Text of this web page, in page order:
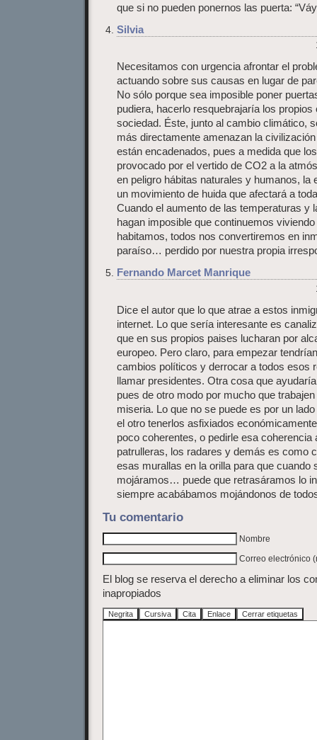
que si no pueden ponernos las puerta:
Silvia
Necesitamos con urgencia afrontar el
actuando sobre sus causas en lugar de
No sólo porque sea imposible poner
pudiera, hacerlo resquebrajaría los
sociedad. Éste, junto al cambio climático,
más directamente amenazan la
están encadenados, pues a medida que
provocado por el vertido de CO2 a la
en peligro hábitas naturales y humanos, la
un movimiento de huida que afectará a
Cuando el aumento de las temperaturas y
hagan imposible que continuemos
habitamos, todos nos convertiremos en
paraíso… perdido por nuestra propia
Fernando Marcet Manrique
Dice el autor que lo que atrae a estos
internet. Lo que sería interesante es
que en sus propios paises lucharan por
europeo. Pero claro, para empezar
cambios políticos y derrocar a todos esos
llamar presidentes. Otra cosa que
pues de otro modo por mucho que
miseria. Lo que no se puede es por un
el otro tenerlos asfixiados
poco coherentes, o pedirle esa
patrulleras, los radares y demás es como
esas murallas en la orilla para que cuando
mojáramos… puede que retrasáramos lo
siempre acabábamos mojándonos de
Tu comentario
Nombre
Correo electrónico
El blog se reserva el derecho a eliminar los
inapropiados